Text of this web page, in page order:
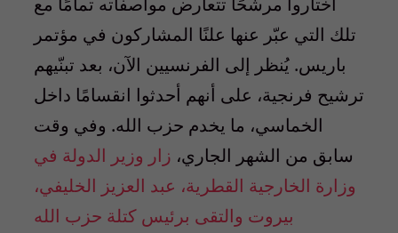
تلك التي عبّر عنها علنًا المشاركون في مؤتمر
باريس. يُنظر إلى الفرنسيين الآن، بعد تبنّيهم
ترشيح فرنجية، على أنهم أحدثوا انقسامًا داخل
الخماسي، ما يخدم حزب الله. وفي وقت
سابق من الشهر الجاري، زار وزير الدولة في
وزارة الخارجية القطرية، عبد العزيز الخليفي،
بيروت والتقى برئيس كتلة حزب الله